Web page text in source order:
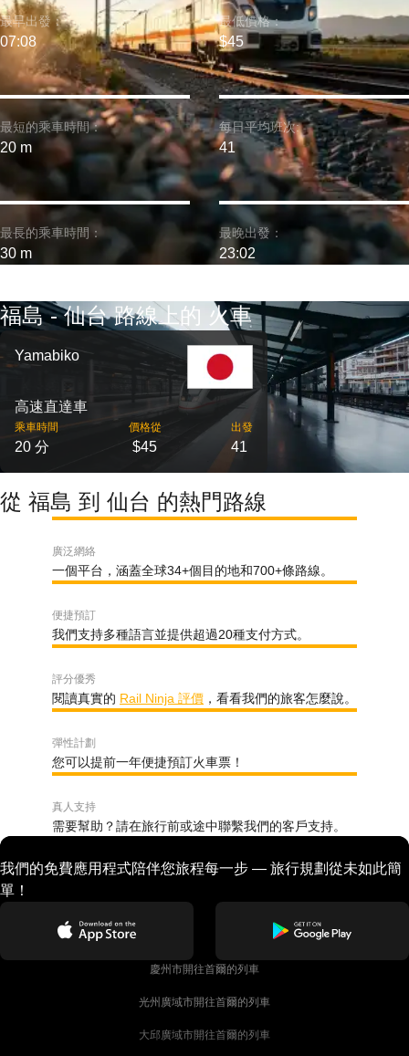
最短的乘車時間：
20 m
最早出發：
07:08
最長的乘車時間：
30 m
最低價格：
$45
每日平均班次:
41
最晚出發：
23:02
福島 - 仙台 路線上的 火車
Yamabiko
高速直達車
乘車時間
20 分
價格從
$45
出發
41
從 福島 到 仙台 的熱門路線
廣泛網絡
一個平台，涵蓋全球34+個目的地和700+條路線。
便捷預訂
我們支持多種語言並提供超過20種支付方式。
評分優秀
閱讀真實的 Rail Ninja 評價 ，看看我們的旅客怎麼說。
彈性計劃
您可以提前一年便捷預訂火車票！
真人支持
需要幫助？請在旅行前或途中聯繫我們的客戶支持。
我們的免費應用程式陪伴您旅程每一步 — 旅行規劃從未如此簡
單！
慶州市開往首爾的列車
光州廣域市開往首爾的列車
大邱廣域市開往首爾的列車